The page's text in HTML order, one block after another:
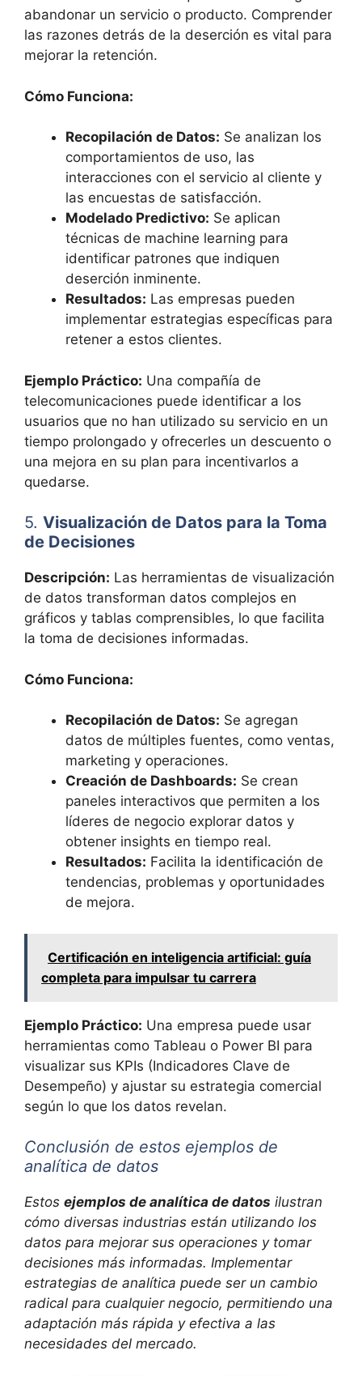
abandonar un servicio o producto. Comprender
las razones detrás de la deserción es vital para
mejorar la retención.
Cómo Funciona:
Recopilación de Datos: Se analizan los
comportamientos de uso, las
interacciones con el servicio al cliente y
las encuestas de satisfacción.
Modelado Predictivo: Se aplican
técnicas de machine learning para
identificar patrones que indiquen
deserción inminente.
Resultados: Las empresas pueden
implementar estrategias específicas para
retener a estos clientes.
Ejemplo Práctico: Una compañía de
telecomunicaciones puede identificar a los
usuarios que no han utilizado su servicio en un
tiempo prolongado y ofrecerles un descuento o
una mejora en su plan para incentivarlos a
quedarse.
5. Visualización de Datos para la Toma
de Decisiones
Descripción: Las herramientas de visualización
de datos transforman datos complejos en
gráficos y tablas comprensibles, lo que facilita
la toma de decisiones informadas.
Cómo Funciona:
Recopilación de Datos: Se agregan
datos de múltiples fuentes, como ventas,
marketing y operaciones.
Creación de Dashboards: Se crean
paneles interactivos que permiten a los
líderes de negocio explorar datos y
obtener insights en tiempo real.
Resultados: Facilita la identificación de
tendencias, problemas y oportunidades
de mejora.
Certificación en inteligencia artificial: guía
completa para impulsar tu carrera
Ejemplo Práctico: Una empresa puede usar
herramientas como Tableau o Power BI para
visualizar sus KPIs (Indicadores Clave de
Desempeño) y ajustar su estrategia comercial
según lo que los datos revelan.
Conclusión de estos ejemplos de
analítica de datos
Estos ejemplos de analítica de datos ilustran
cómo diversas industrias están utilizando los
datos para mejorar sus operaciones y tomar
decisiones más informadas. Implementar
estrategias de analítica puede ser un cambio
radical para cualquier negocio, permitiendo una
adaptación más rápida y efectiva a las
necesidades del mercado.